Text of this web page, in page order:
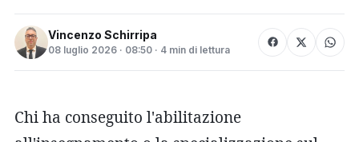
Vincenzo Schirripa
08 luglio 2026 · 08:50 · 4 min di lettura
Chi ha conseguito l'abilitazione